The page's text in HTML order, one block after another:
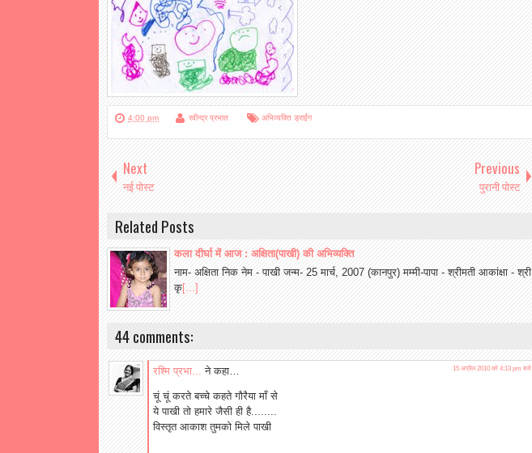
4:00 pm रवीन्द्र प्रभात अभिव्यक्ति ड्राईंग
Next
नई पोस्ट
Previous
पुरानी पोस्ट
Related Posts
कला दीर्घा में आज : अक्षिता(पाखी) की अभिव्यक्ति
नाम- अक्षिता निक नेम - पाखी जन्म- 25 मार्च, 2007 (कानपुर) मम्मी-पापा - श्रीमती आकांक्षा - श्री
कृ[...]
44 comments:
रश्मि प्रभा... ने कहा… 15 अप्रैल 2010 को 4:13 pm बजे
चूं चूं करते बच्चे कहते गौरैया माँ से
ये पाखी तो हमारे जैसी ही है........
विस्तृत आकाश तुमको मिले पाखी